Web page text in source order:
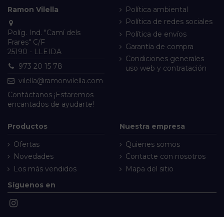
Ramon Vilella
Políg. Ind. "Camí dels
Frares" C/F
25190 - LLEIDA
973 20 15 78
vilella@ramonvilella.com
Contáctanos ¡Estaremos
encantados de ayudarte!
Política ambiental
Política de redes sociales
Política de envíos
Garantía de compra
Condiciones generales
uso web y contratación
Productos
Ofertas
Novedades
Los más vendidos
Nuestra empresa
Quienes somos
Contacte con nosotros
Mapa del sitio
Síguenos en